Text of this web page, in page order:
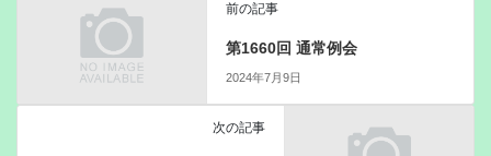
前の記事
第1660回 通常例会
2024年7月9日
次の記事